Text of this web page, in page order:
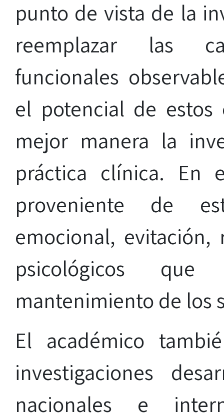
punto de vista de la
reemplazar las
funcionales
el potencial de estos
mejor manera la
práctica clínica. En
proveniente de
emocional,
psicológicos
mantenimiento de los
El académico
investigaciones
nacionales e